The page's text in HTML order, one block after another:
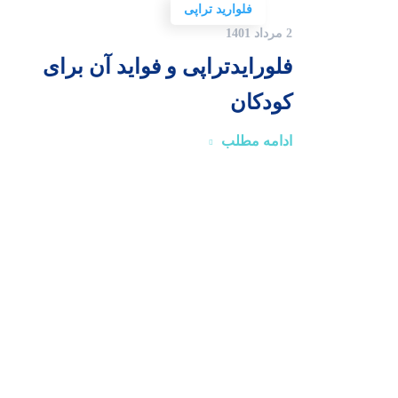
فلوارید تراپی
2 مرداد 1401
فلورایدتراپی و فواید آن برای
کودکان
ادامه مطلب